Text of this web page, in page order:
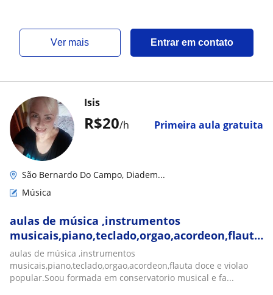
ver mais Entrar em contato
R$20/h Primeira aula gratuita
Isis
São Bernardo Do Campo, Diadem...
Música
aulas de música ,instrumentos
musicais,piano,teclado,orgao,acordeon,flauta
doce e violao u formada em conservatorio
musical e faculdade
aulas de música ,instrumentos
musicais,piano,teclado,orgao,acordeon,flauta doce e violao
popular.Soou formada em conservatorio musical e fa...